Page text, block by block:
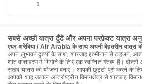
1
सबसे अच्छी यात्रा ढूँढें और अपना परफ़ेक्ट यात्रा
एयर अरेबिया / Air Arabia के साथ अपनी बेहतरीन यात्रा
अपने लुभावने दृश्यों के साथ, शारजाह इत्मीनान से टहलने,
शांत वातावरण में भिगोने के लिए एक स्वप्निल गंतव्य है।
सुखद यात्रा की योजना बनाएं। आपकी छुट्टी पूरी करने के
आपको शाह जलाल अन्तर्राष्ट्रीय विमानक्षेत्र से शारजाह